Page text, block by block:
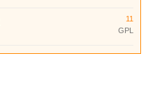
11
GPL